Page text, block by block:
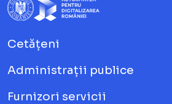
Cetățeni
Administrații publice
Furnizori servicii